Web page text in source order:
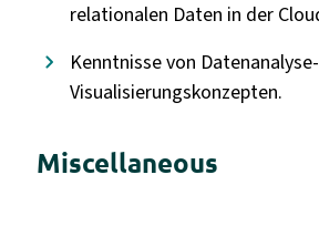
relationalen Daten in der
Kenntnisse von
Visualisierungskonzepten.
Miscellaneous